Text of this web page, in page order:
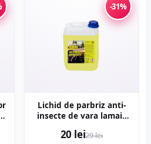
-31%
Lichid de parbriz anti-
insecte de vara lamaie
20 lei29 lei